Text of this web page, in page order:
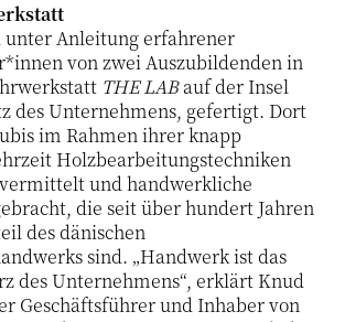
unter Anleitung erfahrener
von zwei Auszubildenden in
THE LABauf der Insel
des Unternehmens, gefertigt. Dort
im Rahmen ihrer knapp
Holzbearbeitungstechniken
und handwerkliche
die seit über hundert Jahren
des dänischen
sind. „Handwerk ist das
des Unternehmens“, erklärt Knud
Geschäftsführer und Inhaber von